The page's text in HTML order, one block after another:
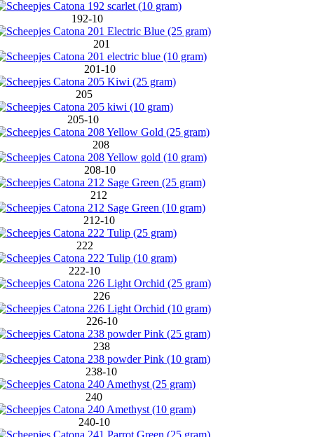
192-10
201
201-10
205
205-10
208
208-10
212
212-10
222
222-10
226
226-10
238
238-10
240
240-10